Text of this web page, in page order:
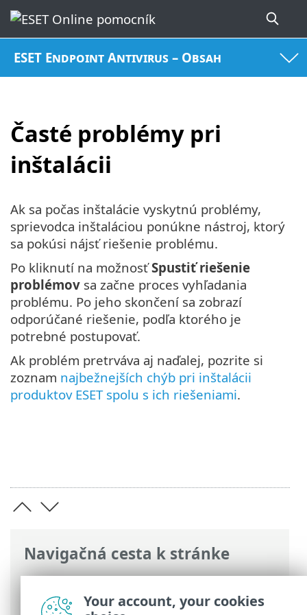
ESET Endpoint Antivirus – Obsah
Časté problémy pri
inštalácii
Navigačná cesta k stránke
ESET Online pomocník>ESET Endpoint
Antivirus
>Inštalácia/aktualizácia> Časté
Ak sa počas inštalácie vyskytnú problémy,
sprievodca inštaláciou ponúkne nástroj, ktorý
sa pokúsi nájsť riešenie problému.
Po kliknutí na možnosťSpustiť riešenie
problémov sa začne proces vyhľadania
problému. Po jeho skončení sa zobrazí
odporúčané riešenie, podľa ktorého je
potrebné postupovať.
Ak problém pretrváva aj naďalej, pozrite si
zoznam najbežnejších chýb pri inštalácii
produktov ESET spolu s ich riešeniami.
Your account, your cookies